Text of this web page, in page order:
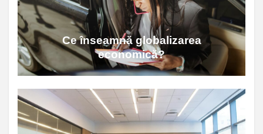
Ce înseamnă globalizarea
economică?